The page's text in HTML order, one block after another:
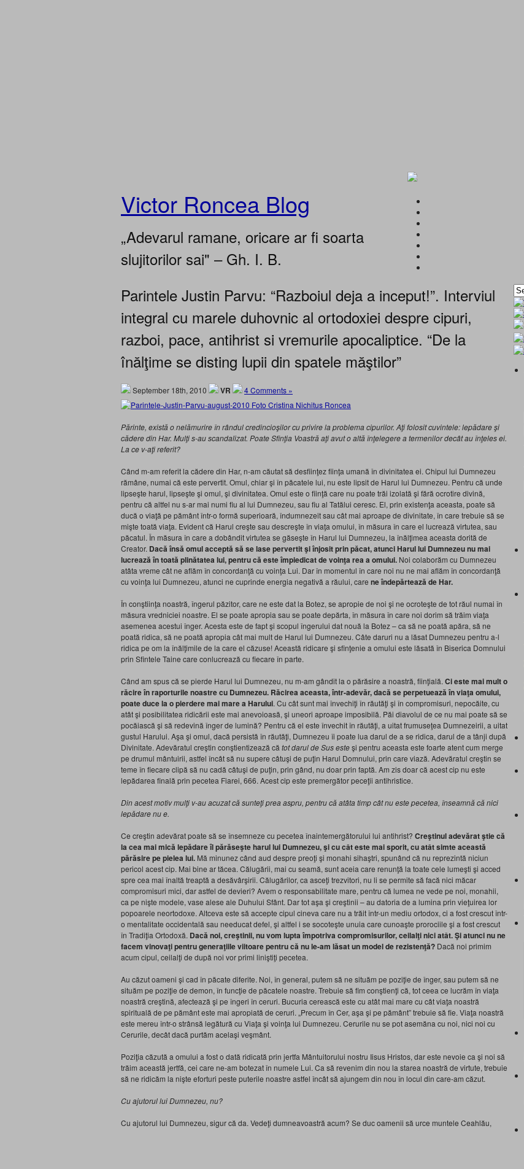
Victor Roncea Blog
„Adevarul ramane, oricare ar fi soarta
slujitorilor sai" – Gh. I. B.
Parintele Justin Parvu: “Razboiul deja a inceput!”. Interviul
integral cu marele duhovnic al ortodoxiei despre cipuri,
razboi, pace, antihrist si vremurile apocaliptice. “De la
înălţime se disting lupii din spatele măştilor”
September 18th, 2010 VR 4 Comments »
Părinte, există o nelămurire în rândul credincioşilor cu privire la problema cipurilor. Aţi folosit cuvintele: lepădare şi
cădere din Har. Mulţi s-au scandalizat. Poate Sfinţia Voastră aţi avut o altă înţelegere a termenilor decât au înţeles ei.
La ce v-aţi referit?
Când m-am referit la cădere din Har, n-am căutat să desfiinţez fiinţa umană în divinitatea ei. Chipul lui Dumnezeu
rămâne, numai că este pervertit. Omul, chiar şi în păcatele lui, nu este lipsit de Harul lui Dumnezeu. Pentru că unde
lipseşte harul, lipseşte şi omul, şi divinitatea. Omul este o fiinţă care nu poate trăi izolată şi fără ocrotire divină,
pentru că altfel nu s-ar mai numi fiu al lui Dumnezeu, sau fiu al Tatălui ceresc. El, prin existenţa aceasta, poate să
ducă o viaţă pe pământ într-o formă superioară, îndumnezeit sau cât mai aproape de divinitate, în care trebuie să se
mişte toată viaţa. Evident că Harul creşte sau descreşte în viaţa omului, în măsura în care el lucrează virtutea, sau
păcatul. În măsura în care a dobândit virtutea se găseşte în Harul lui Dumnezeu, la înălţimea aceasta dorită de
Creator. Dacă însă omul acceptă să se lase pervertit şi înjosit prin păcat, atunci Harul lui Dumnezeu nu mai
lucrează în toată plinătatea lui, pentru că este împiedicat de voinţa rea a omului. Noi colaborăm cu Dumnezeu
atâta vreme cât ne aflăm în concordanţă cu voinţa Lui. Dar în momentul în care noi nu ne mai aflăm în concordanţă
cu voinţa lui Dumnezeu, atunci ne cuprinde energia negativă a răului, care ne îndepărtează de Har.
În conştiinţa noastră, îngerul păzitor, care ne este dat la Botez, se apropie de noi şi ne ocroteşte de tot răul numai în
măsura vredniciei noastre. El se poate apropia sau se poate depărta, în măsura în care noi dorim să trăim viaţa
asemenea acestui înger. Acesta este de fapt şi scopul îngerului dat nouă la Botez – ca să ne poată apăra, să ne
poată ridica, să ne poată apropia cât mai mult de Harul lui Dumnezeu. Câte daruri nu a lăsat Dumnezeu pentru a-l
ridica pe om la înălţimile de la care el căzuse! Această ridicare şi sfinţenie a omului este lăsată în Biserica Domnului
prin Sfintele Taine care conlucrează cu fiecare în parte.
Când am spus că se pierde Harul lui Dumnezeu, nu m-am gândit la o părăsire a noastră, fiinţială. Ci este mai mult o
răcire în raporturile noastre cu Dumnezeu. Răcirea aceasta, într-adevăr, dacă se perpetuează în viaţa omului,
poate duce la o pierdere mai mare a Harului. Cu cât sunt mai învechiţi în răutăţi şi în compromisuri, nepocăite, cu
atât şi posibilitatea ridicării este mai anevoioasă, şi uneori aproape imposibilă. Păi diavolul de ce nu mai poate să se
pocăiască şi să redevină înger de lumină? Pentru că el este învechit în răutăţi, a uitat frumuseţea Dumnezeirii, a uitat
gustul Harului. Aşa şi omul, dacă persistă în răutăţi, Dumnezeu îi poate lua darul de a se ridica, darul de a tânji după
Divinitate. Adevăratul creştin conştientizează că tot darul de Sus esteşi pentru aceasta este foarte atent cum merge
pe drumul mântuirii, astfel încât să nu supere câtuşi de puţin Harul Domnului, prin care viază. Adevăratul creştin se
teme în fiecare clipă să nu cadă câtuşi de puţin, prin gând, nu doar prin faptă. Am zis doar că acest cip nu este
lepădarea finală prin pecetea Fiarei, 666. Acest cip este premergător peceţii antihristice.
Din acest motiv mulţi v-au acuzat că sunteţi prea aspru, pentru că atâta timp cât nu este pecetea, înseamnă că nici
lepădare nu e.
Ce creştin adevărat poate să se însemneze cu pecetea înaintemergătorului lui antihrist? Creştinul adevărat ştie că
la cea mai mică lepădare îl părăseşte harul lui Dumnezeu, şi cu cât este mai sporit, cu atât simte această
părăsire pe pielea lui. Mă minunez când aud despre preoţi şi monahi sihaştri, spunând că nu reprezintă niciun
pericol acest cip. Mai bine ar tăcea. Călugării, mai cu seamă, sunt aceia care renunţă la toate cele lumeşti şi acced
spre cea mai înaltă treaptă a desăvârşirii. Călugărilor, ca asceţi trezvitori, nu li se permite să facă nici măcar
compromisuri mici, dar astfel de devieri? Avem o responsabilitate mare, pentru că lumea ne vede pe noi, monahii,
ca pe nişte modele, vase alese ale Duhului Sfânt. Dar tot aşa şi creştinii – au datoria de a lumina prin vieţuirea lor
popoarele neortodoxe. Altceva este să accepte cipul cineva care nu a trăit într-un mediu ortodox, ci a fost crescut într-
o mentalitate occidentală sau needucat defel, şi altfel i se socoteşte unuia care cunoaşte prorociile şi a fost crescut
în Tradiţia Ortodoxă. Dacă noi, creştinii, nu vom lupta împotriva compromisurilor, ceilalţi nici atât. Şi atunci nu ne
facem vinovaţi pentru generaţiile viitoare pentru că nu le-am lăsat un model de rezistenţă? Dacă noi primim
acum cipul, ceilalţi de după noi vor primi liniştiţi pecetea.
Au căzut oameni şi cad în păcate diferite. Noi, în general, putem să ne situăm pe poziţie de înger, sau putem să ne
situăm pe poziţie de demon, în funcţie de păcatele noastre. Trebuie să fim conştienţi că, tot ceea ce lucrăm în viaţa
noastră creştină, afectează şi pe îngeri în ceruri. Bucuria cerească este cu atât mai mare cu cât viaţa noastră
spirituală de pe pământ este mai apropiată de ceruri. „Precum în Cer, aşa şi pe pământ” trebuie să fie. Viaţa noastră
este mereu într-o strânsă legătură cu Viaţa şi voinţa lui Dumnezeu. Cerurile nu se pot asemăna cu noi, nici noi cu
Cerurile, decât dacă purtăm acelaşi veşmânt.
Poziţia căzută a omului a fost o dată ridicată prin jertfa Mântuitorului nostru Iisus Hristos, dar este nevoie ca şi noi să
trăim această jertfă, cei care ne-am botezat în numele Lui. Ca să revenim din nou la starea noastră de virtute, trebuie
să ne ridicăm la nişte eforturi peste puterile noastre astfel încât să ajungem din nou în locul din care-am căzut.
Cu ajutorul lui Dumnezeu, nu?
Cu ajutorul lui Dumnezeu, sigur că da. Vedeţi dumneavoastră acum? Se duc oamenii să urce muntele Ceahlău,